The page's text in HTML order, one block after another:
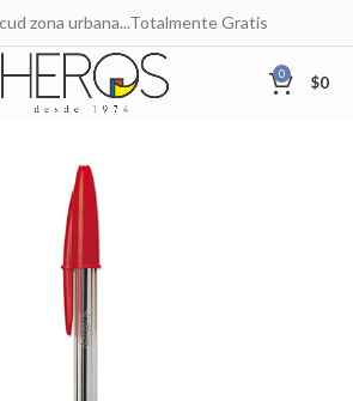
zona urbana...Totalmente Gratis
0 $0